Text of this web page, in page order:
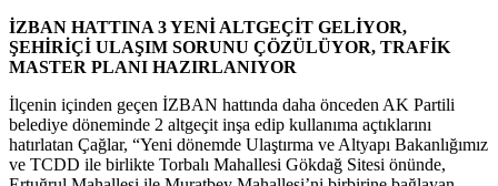
İZBAN HATTINA 3 YENİ ALTGEÇİT GELİYOR,
ŞEHİRİÇİ ULAŞIM SORUNU ÇÖZÜLÜYOR, TRAFİK
MASTER PLANI HAZIRLANIYOR
İlçenin içinden geçen İZBAN hattında daha önceden AK Partili
belediye döneminde 2 altgeçit inşa edip kullanıma açtıklarını
hatırlatan Çağlar, “Yeni dönemde Ulaştırma ve Altyapı Bakanlığımız
ve TCDD ile birlikte Torbalı Mahallesi Gökdağ Sitesi önünde,